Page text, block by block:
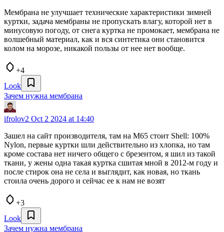
Мембрана не улучшает технические характеристики зимней
куртки, задача мембраны не пропускать влагу, которой нет в
минусовую погоду, от снега куртка не промокает, мембрана не
волшебный материал, как и вся синтетика они становится
колом на морозе, никакой пользы от нее нет вообще.
+4
Look
Зачем нужна мембрана
ifrolov2 Oct 2 2024 at 14:40
Зашел на сайт производителя, там на М65 стоит Shell: 100%
Nylon, первые куртки шли действительно из хлопка, но там
кроме состава нет ничего общего с брезентом, я шил из такой
ткани, у жены одна такая куртка сшитая мной в 2012-м году и
после стирок она не села и выглядит, как новая, но ткань
стоила очень дорого и сейчас ее к нам не возят
+3
Look
Зачем нужна мембрана